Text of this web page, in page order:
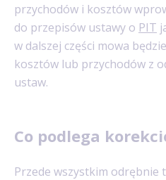
przychodów i kosztów
do przepisów ustawy o PIT
w dalszej części mowa
kosztów lub przychodów z
ustaw.
Co podlega
Przede wszystkim